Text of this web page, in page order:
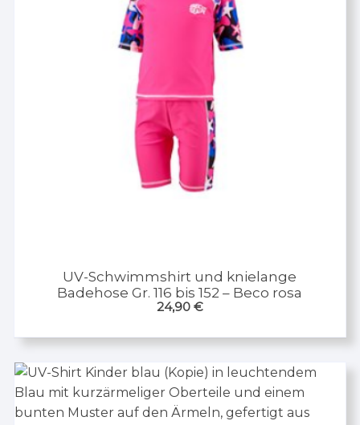
UV-Schwimmshirt und knielange
Badehose Gr. 116 bis 152 – Beco rosa
24,90 €